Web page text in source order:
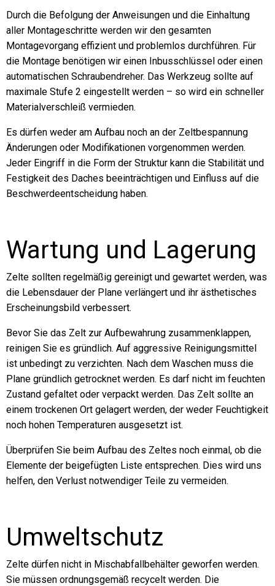
Durch die Befolgung der Anweisungen und die Einhaltung
aller Montageschritte werden wir den gesamten
Montagevorgang effizient und problemlos durchführen. Für
die Montage benötigen wir einen Inbusschlüssel oder einen
automatischen Schraubendreher. Das Werkzeug sollte auf
maximale Stufe 2 eingestellt werden – so wird ein schneller
Materialverschleiß vermieden.
Es dürfen weder am Aufbau noch an der Zeltbespannung
Änderungen oder Modifikationen vorgenommen werden.
Jeder Eingriff in die Form der Struktur kann die Stabilität und
Festigkeit des Daches beeinträchtigen und Einfluss auf die
Beschwerdeentscheidung haben.
Wartung und Lagerung
Zelte sollten regelmäßig gereinigt und gewartet werden, was
die Lebensdauer der Plane verlängert und ihr ästhetisches
Erscheinungsbild verbessert.
Bevor Sie das Zelt zur Aufbewahrung zusammenklappen,
reinigen Sie es gründlich. Auf aggressive Reinigungsmittel
ist unbedingt zu verzichten. Nach dem Waschen muss die
Plane gründlich getrocknet werden. Es darf nicht im feuchten
Zustand gefaltet oder verpackt werden. Das Zelt sollte an
einem trockenen Ort gelagert werden, der weder Feuchtigkeit
noch hohen Temperaturen ausgesetzt ist.
Überprüfen Sie beim Aufbau des Zeltes noch einmal, ob die
Elemente der beigefügten Liste entsprechen. Dies wird uns
helfen, den Verlust notwendiger Teile zu vermeiden.
Umweltschutz
Zelte dürfen nicht in Mischabfallbehälter geworfen werden.
Sie müssen ordnungsgemäß recycelt werden. Die